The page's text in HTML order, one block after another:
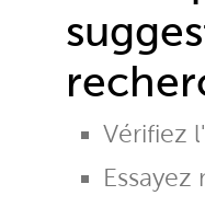
Vérifiez